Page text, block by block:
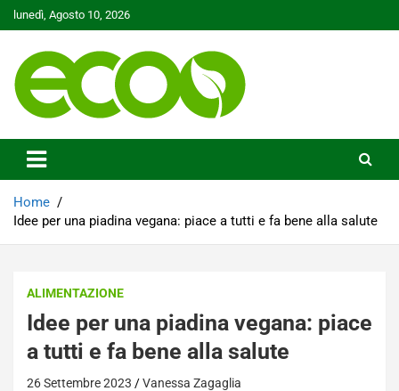
Skip
to
lunedì, Agosto 10, 2026
Ecoo.it
Home
Idee per una piadina vegana: piace a tutti e fa bene alla salute
ALIMENTAZIONE
Idee per una piadina vegana: piace
a tutti e fa bene alla salute
26 Settembre 2023 Vanessa Zagaglia